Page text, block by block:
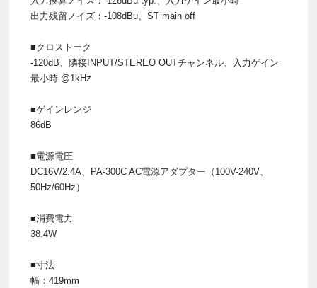
出力残留ノイズ：-108dBu、ST main off
■クロストーク
-120dB、隣接INPUT/STEREO OUTチャンネル、入力ゲイン
最小時 @1kHz
■ゲインレンジ
86dB
■電源電圧
DC16V/2.4A、PA-300C AC電源アダプター（100V-240V、
50Hz/60Hz）
■消費電力
38.4W
■寸法
幅：419mm